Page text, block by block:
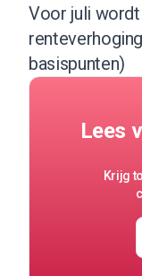
Voor juli wordt
basispunten)
Lees
Krijg